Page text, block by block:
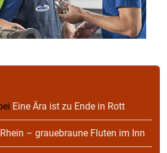
Eine Ära ist zu Ende in Rott
– grauebraune Fluten im Inn